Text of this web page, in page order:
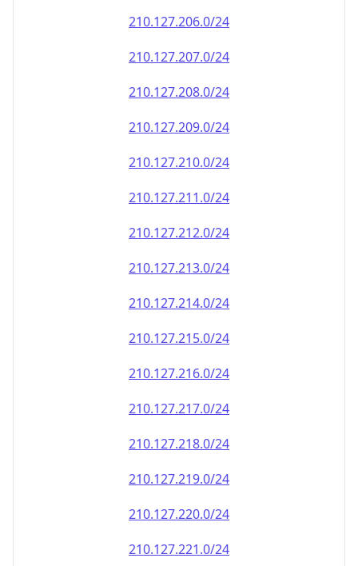
210.127.206.0/24
210.127.207.0/24
210.127.208.0/24
210.127.209.0/24
210.127.210.0/24
210.127.211.0/24
210.127.212.0/24
210.127.213.0/24
210.127.214.0/24
210.127.215.0/24
210.127.216.0/24
210.127.217.0/24
210.127.218.0/24
210.127.219.0/24
210.127.220.0/24
210.127.221.0/24